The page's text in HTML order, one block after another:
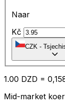
Naar
Kč
CZK -
1.00 DZD = 0,
Mid-market